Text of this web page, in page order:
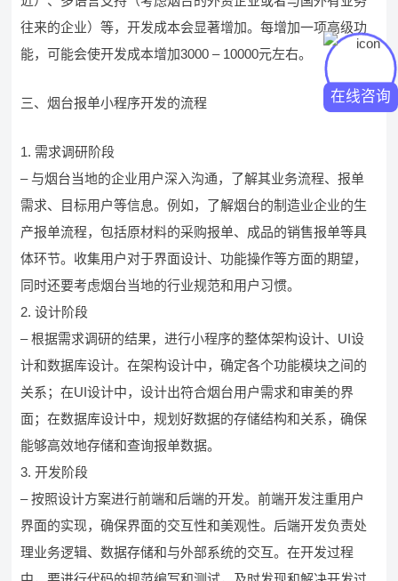
往来的企业）等，开发成本会显著增加。每增加一项高级功
能，可能会使开发成本增加3000 – 10000元左右。
三、烟台报单小程序开发的流程
1. 需求调研阶段
– 与烟台当地的企业用户深入沟通，了解其业务流程、报单
需求、目标用户等信息。例如，了解烟台的制造业企业的生
产报单流程，包括原材料的采购报单、成品的销售报单等具
体环节。收集用户对于界面设计、功能操作等方面的期望，
同时还要考虑烟台当地的行业规范和用户习惯。
2. 设计阶段
– 根据需求调研的结果，进行小程序的整体架构设计、UI设
计和数据库设计。在架构设计中，确定各个功能模块之间的
关系；在UI设计中，设计出符合烟台用户需求和审美的界
面；在数据库设计中，规划好数据的存储结构和关系，确保
能够高效地存储和查询报单数据。
3. 开发阶段
– 按照设计方案进行前端和后端的开发。前端开发注重用户
界面的实现，确保界面的交互性和美观性。后端开发负责处
理业务逻辑、数据存储和与外部系统的交互。在开发过程
在线咨询